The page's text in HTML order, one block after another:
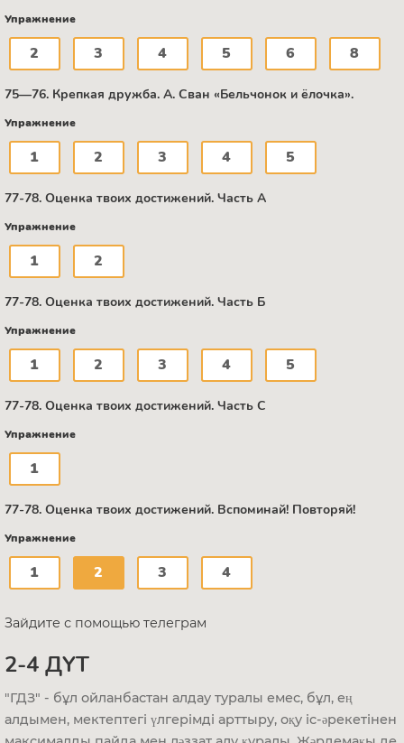
Упражнение
2 3 4 5 6 8
75—76. Крепкая дружба. А. Сван «Бельчонок и ёлочка».
Упражнение
1 2 3 4 5
77-78. Оценка твоих достижений. Часть А
Упражнение
1 2
77-78. Оценка твоих достижений. Часть Б
Упражнение
1 2 3 4 5
77-78. Оценка твоих достижений. Часть С
Упражнение
1
77-78. Оценка твоих достижений. Вспоминай! Повторяй!
Упражнение
1 2 3 4
Зайдите с помощью телеграм
2-4 ДҮТ
"ГДЗ" - бұл ойланбастан алдау туралы емес, бұл, ең
алдымен, мектептегі үлгерімді арттыру, оқу іс-әрекетінен